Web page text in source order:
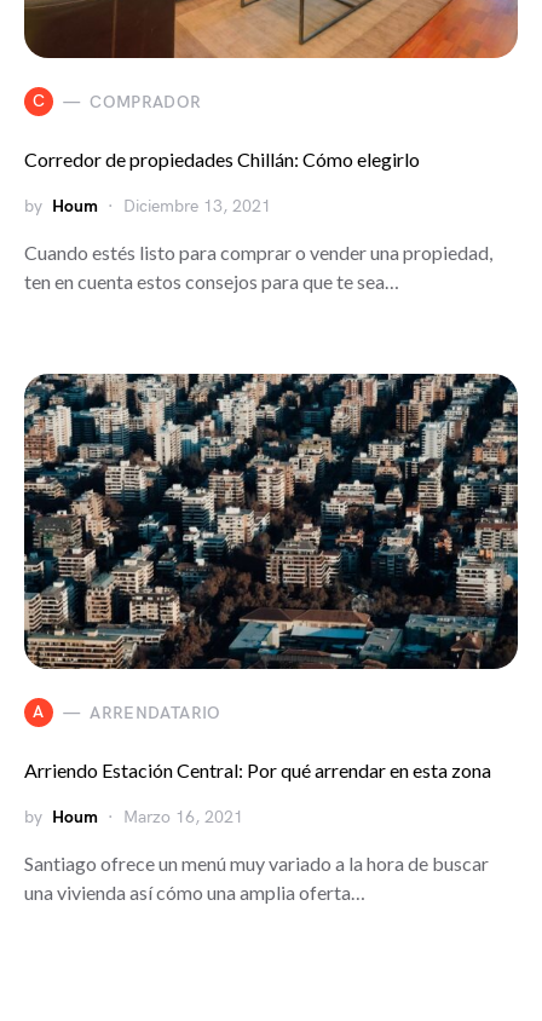
C COMPRADOR
Corredor de propiedades Chillán: Cómo elegirlo
by Houm Diciembre 13, 2021
Cuando estés listo para comprar o vender una propiedad,
ten en cuenta estos consejos para que te sea…
A ARRENDATARIO
Arriendo Estación Central: Por qué arrendar en esta zona
by Houm Marzo 16, 2021
Santiago ofrece un menú muy variado a la hora de buscar
una vivienda así cómo una amplia oferta…